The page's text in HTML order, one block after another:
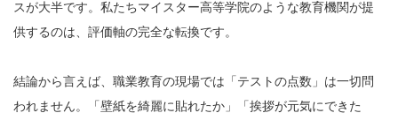
スが大半です。私たちマイスター高等学院のような教育機関が提
供するのは、評価軸の完全な転換です。
結論から言えば、職業教育の現場では「テストの点数」は一切問
われません。「壁紙を綺麗に貼れたか」「挨拶が元気にできた